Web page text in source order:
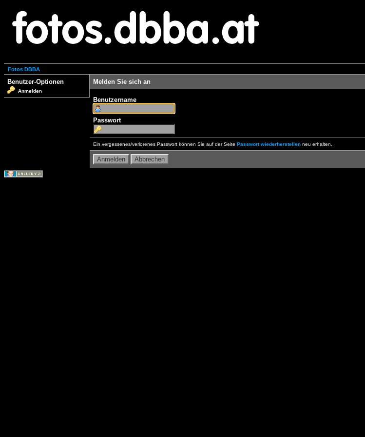
Fotos DBBA
Benutzer-Optionen
Anmelden
Melden Sie sich an
Benutzername
Passwort
Ein vergessenes/verlorenes Passwort können Sie auf der Seite Passwort wiederherstellen neu erhalten.